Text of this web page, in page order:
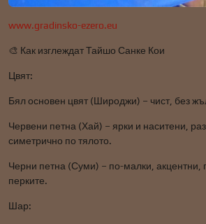
www.gradinsko-ezero.eu
🎨 Как изглеждат Тайшо Санке Кои
Цвят:
Бял основен цвят (Широджи) – чист, без
Червени петна (Хай) – ярки и наситени,
симетрично по тялото.
Черни петна (Суми) – по-малки, акцентни,
перките.
Шар: